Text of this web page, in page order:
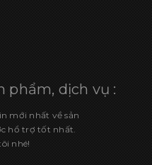
phẩm, dịch vụ :
mới nhất về sản
hổ trợ tốt nhất.
nhé!